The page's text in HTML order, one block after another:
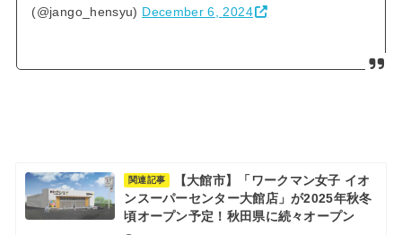
(@jango_hensyu) December 6, 2024
関連記事
【大館市】「ワークマン女子 イオ
ンスーパーセンター大館店」が2025年秋冬
頃オープン予定！秋田県に続々オープン